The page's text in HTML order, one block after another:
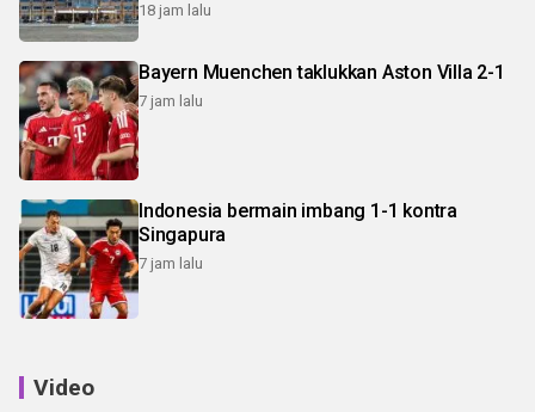
18 jam lalu
Bayern Muenchen taklukkan Aston Villa 2-1
7 jam lalu
Indonesia bermain imbang 1-1 kontra
Singapura
7 jam lalu
Video